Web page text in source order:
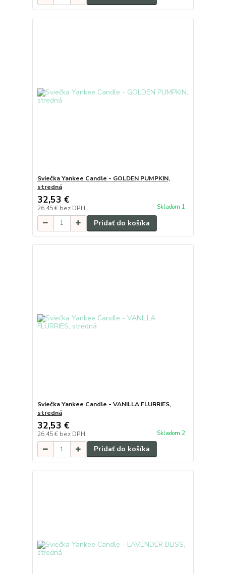
Sviečka Yankee Candle - GOLDEN PUMPKIN,
stredná
32,53 €
26,45 € bez DPH Skladom 1
Pridať do košíka
Sviečka Yankee Candle - VANILLA FLURRIES,
stredná
32,53 €
26,45 € bez DPH Skladom 2
Pridať do košíka